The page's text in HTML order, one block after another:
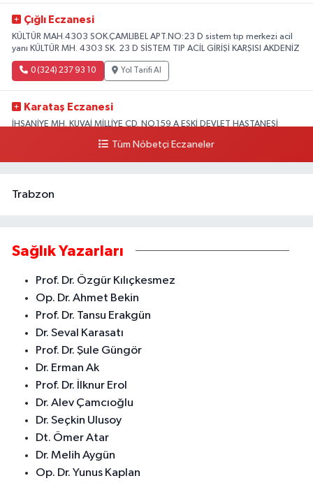
Çığlı Eczanesi
KÜLTÜR MAH.4303 SOK.ÇAMLIBEL APT.NO:23 D sistem tıp merkezi acil
yanı KÜLTÜR MH. 4303 SK. 23 D SİSTEM TIP ACİL GİRİŞİ KARŞISI AKDENİZ
0 (324) 237 93 10 Yol Tarifi Al
Karataş Eczanesi
İHSANİYE MH. KUVAİ MİLLİYE CD. NO.159 A ESKİ DEVLET HASTANESİ
Tüm Nöbetçi Eczaneler
Trabzon
Sağlık Yazarları
Prof. Dr. Özgür Kılıçkesmez
Op. Dr. Ahmet Bekin
Prof. Dr. Tansu Erakgün
Dr. Seval Karasatı
Prof. Dr. Şule Güngör
Dr. Erman Ak
Prof. Dr. İlknur Erol
Dr. Alev Çamcıoğlu
Dr. Seçkin Ulusoy
Dt. Ömer Atar
Dr. Melih Aygün
Op. Dr. Yunus Kaplan